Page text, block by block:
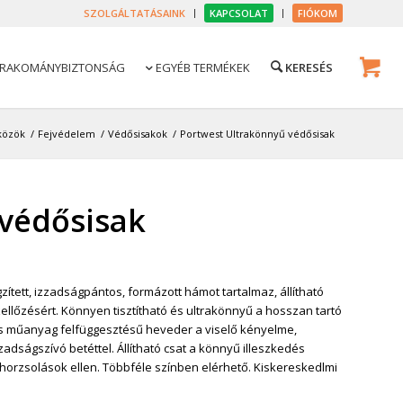
SZOLGÁLTATÁSAINK KAPCSOLAT FIÓKOM
RAKOMÁNYBIZTONSÁG  EGYÉB TERMÉKEK
/ Fejvédelem / Védősisakok / Portwest Ultrakönnyű védősisak
izzadságpántos, formázott hámot tartalmaz, állítható
Könnyen tisztítható és ultrakönnyű a hosszan tartó
felfüggesztésű heveder a viselő kényelme,
betéttel. Állítható csat a könnyű illeszkedés
ellen. Többféle színben elérhető. Kiskereskedlmi